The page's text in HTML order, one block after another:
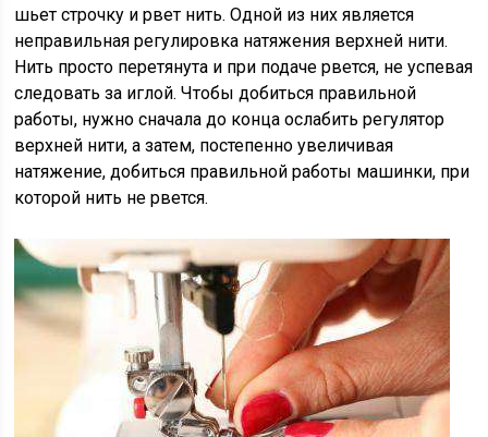
шьет строчку и рвет нить. Одной из них является
неправильная регулировка натяжения верхней нити.
Нить просто перетянута и при подаче рвется, не успевая
следовать за иглой. Чтобы добиться правильной
работы, нужно сначала до конца ослабить регулятор
верхней нити, а затем, постепенно увеличивая
натяжение, добиться правильной работы машинки, при
которой нить не рвется.